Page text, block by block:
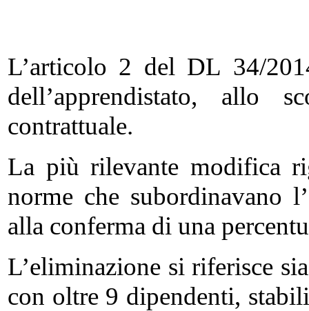
L’articolo 2 del DL 34/
dell’apprendistato, allo
contrattuale.
La più rilevante modifica
norme che subordinavano
alla conferma di una
L’eliminazione si riferisce
con oltre 9 dipendenti,